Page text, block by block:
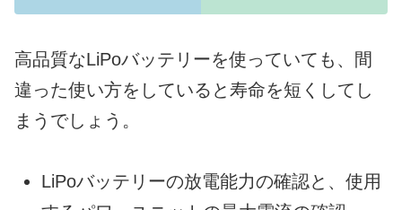
高品質なLiPoバッテリーを使っていても、間
違った使い方をしていると寿命を短くしてし
まうでしょう。
LiPoバッテリーの放電能力の確認と、使用